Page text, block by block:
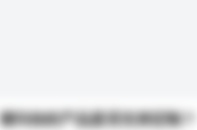
请问你的产品是否支持定制？